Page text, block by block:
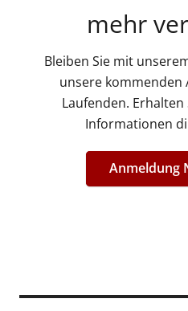
mehr
Bleiben Sie mit
unsere kommenden
Laufenden.
Informationen
Anmeldung